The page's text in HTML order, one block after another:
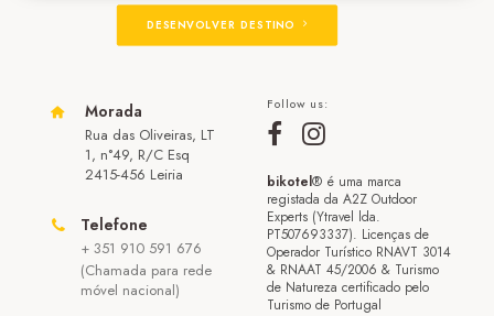
DESENVOLVER DESTINO
Morada
Rua das Oliveiras, LT
1, n°49, R/C Esq
2415-456 Leiria
Telefone
+ 351 910 591 676
(Chamada para rede
móvel nacional)
Follow us:
bikotel® é uma marca
registada da A2Z Outdoor
Experts (Ytravel lda.
PT507693337). Licenças de
Operador Turístico RNAVT 3014
& RNAAT 45/2006 & Turismo
de Natureza certificado pelo
Turismo de Portugal